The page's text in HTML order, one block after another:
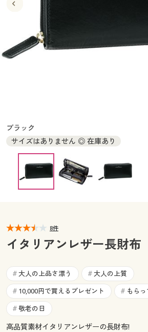
カーテン・ラグ・ファブリック
制服・学生服
ジュニア・ティーンズ下着
大きいサイズ通販すべて
大きいサイズ レディース服
大きいサイズ 事務・制服
バーゲン
バーゲンセール
詳細検索
カタログ・チラシからのご注文
デジタルカタログ
カタログ無料プレゼント
マイページ
お気に入り
サポート
ジュニア・ティーンズ下着
大きいサイズ レディース服
大きいサイズ レディース下着
バーゲンセール
シークレットセール
詳細検索
商品カテゴリ一覧
カタログ無料プレゼント
会員メニュー
閲覧履歴
サポート
ご利用ガイド
ブラック
サイズはありません ◎ 在庫あり
8件
イタリアンレザー長財布
# 大人の上品さ漂う # 大人の上質
# 10,000円で買えるプレゼント # もら
# 敬老の日
高品質素材イタリアンレザーの長財布!